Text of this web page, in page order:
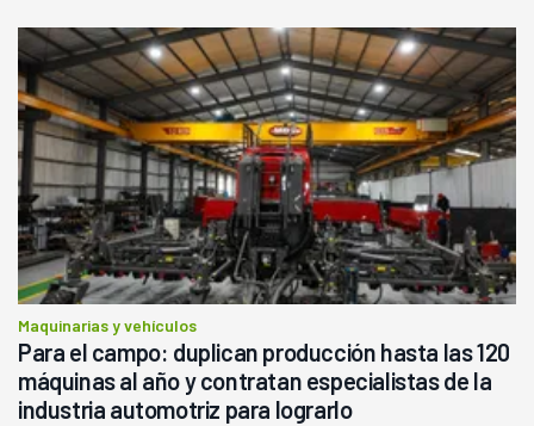
Maquinarias y vehículos
Para el campo: duplican producción hasta las 120
máquinas al año y contratan especialistas de la
industria automotriz para lograrlo